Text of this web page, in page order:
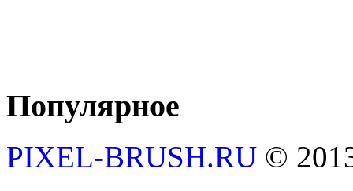
Популярное
PIXEL-BRUSH.RU ©